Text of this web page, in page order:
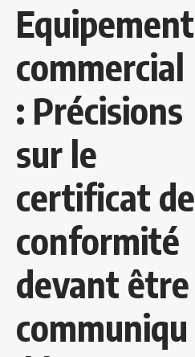
Equipement
commercial
: Précisions
sur le
certificat de
conformité
devant être
communiqu